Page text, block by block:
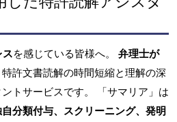
を感じている皆様へ。 弁理士が
特許文書読解の時間短縮と理解の深
トサービスです。 「サマリア」は
分類付与、スクリーニング、発明